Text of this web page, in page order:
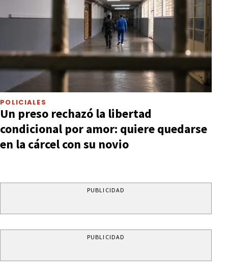
POLICIALES
Un preso rechazó la libertad
condicional por amor: quiere quedarse
en la cárcel con su novio
PUBLICIDAD
PUBLICIDAD